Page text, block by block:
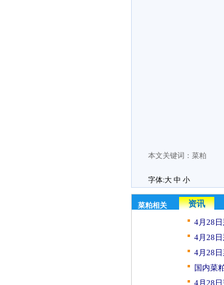
本文关键词： 菜粕
字体:大 中 小
菜粕相关
资讯
4月28
4月28
4月28
国内菜
4月28日